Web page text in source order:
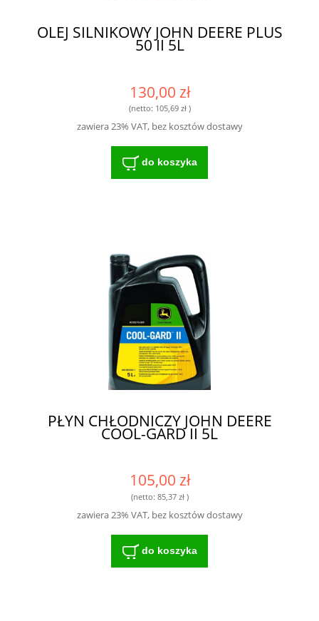
OLEJ SILNIKOWY JOHN DEERE PLUS
50 II 5L
130,00 zł
(netto: 105,69 zł)
zawiera 23% VAT, bez kosztów dostawy
do koszyka
PŁYN CHŁODNICZY JOHN DEERE
COOL-GARD II 5L
105,00 zł
(netto: 85,37 zł)
zawiera 23% VAT, bez kosztów dostawy
do koszyka